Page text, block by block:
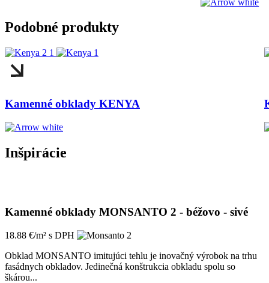
Podobné produkty
Kamenné obklady KENYA
Inšpirácie
Kamenné obklady MONSANTO 2 - béžovo - sivé
18.88 €/m² s DPH
Obklad MONSANTO imitujúci tehlu je inovačný výrobok na trhu
fasádnych obkladov. Jedinečná konštrukcia obkladu spolu so
škárou...